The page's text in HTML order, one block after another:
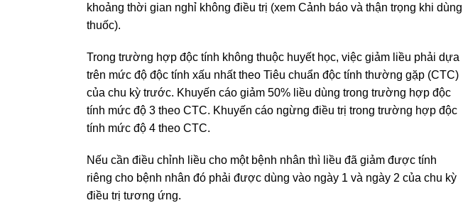
khoảng thời gian nghỉ không điều trị (xem Cảnh báo và thận trọng khi dùng
thuốc).
Trong trường hợp độc tính không thuộc huyết học, việc giảm liều phải dựa
trên mức độ độc tính xấu nhất theo Tiêu chuẩn độc tính thường gặp (CTC)
của chu kỳ trước. Khuyến cáo giảm 50% liều dùng trong trường hợp độc
tính mức độ 3 theo CTC. Khuyến cáo ngừng điều trị trong trường hợp độc
tính mức độ 4 theo CTC.
Nếu cần điều chỉnh liều cho một bệnh nhân thì liều đã giảm được tính
riêng cho bệnh nhân đó phải được dùng vào ngày 1 và ngày 2 của chu kỳ
điều trị tương ứng.